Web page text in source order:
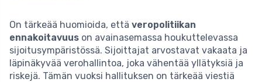
On tärkeää huomioida, että veropolitiikan
ennakoitavuus on avainasemassa houkuttelevassa
sijoitusympäristössä. Sijoittajat arvostavat vakaata ja
läpinäkyvää verohallintoa, joka vähentää yllätyksiä ja
riskejä. Tämän vuoksi hallituksen on tärkeää viestiä